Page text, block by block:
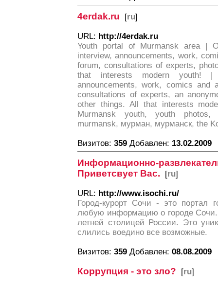
4erdak.ru [ru]
URL: http://4erdak.ru
Youth portal of Murmansk area |
interview, announcements, work,
forum, consultations of experts,
that interests modern youth! |
announcements, work, comics and
consultations of experts, an
other things. All that interests
Murmansk youth, youth
murmansk, мурман, мурманск, the
Визитов: 359 Добавлен: 13.02.2009
Информационно-
Приветсвует Вас. [ru]
URL: http://www.isochi.ru/
Город-курорт Сочи - это портал
любую информацию о городе Сочи.
летней столицей России. Это
слились воедино все возможные.
Визитов: 359 Добавлен: 08.08.2009
Коррупция - это зло? [ru]